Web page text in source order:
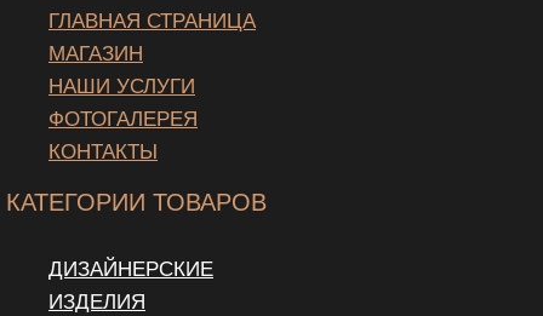
ГЛАВНАЯ СТРАНИЦА
МАГАЗИН
НАШИ УСЛУГИ
ФОТОГАЛЕРЕЯ
КОНТАКТЫ
КАТЕГОРИИ ТОВАРОВ
ДИЗАЙНЕРСКИЕ
ИЗДЕЛИЯ